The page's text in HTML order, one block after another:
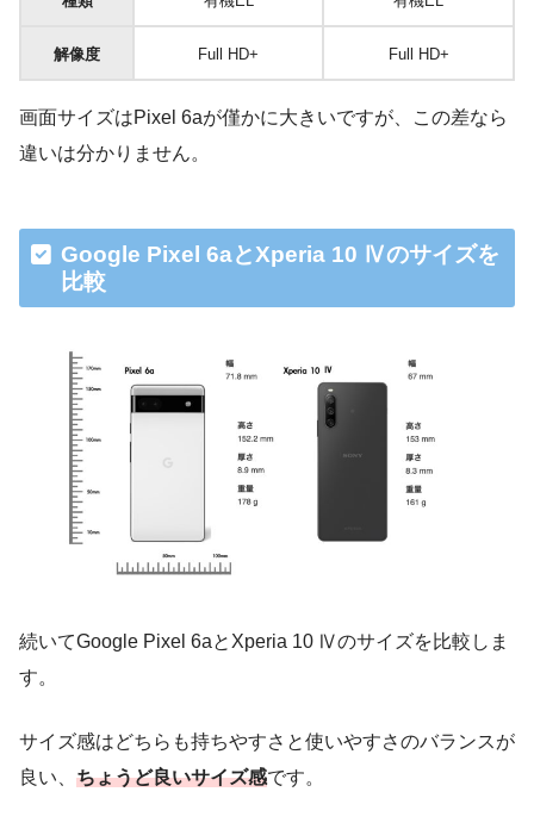
解像度 Full HD+ Full HD+
画面サイズはPixel 6aが僅かに大きいですが、この差なら
違いは分かりません。
Google Pixel 6aとXperia 10 Ⅳのサイズを
比較
続いてGoogle Pixel 6aとXperia 10 Ⅳのサイズを比較しま
す。
サイズ感はどちらも持ちやすさと使いやすさのバランスが
良い、 ちょうど良いサイズ感です。